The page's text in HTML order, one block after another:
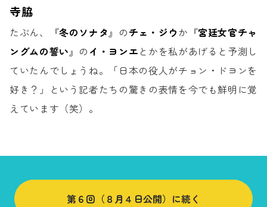
寺脇
たぶん、『冬のソナタ』のチェ・ジウか 『宮廷女官チャ
ングムの誓い』の イ・ヨンエ とかを私があげると予測し
ていたんでしょうね。
「日本の役人がチョン・ドヨンを
好き？」
という記者たちの驚きの表情を今でも鮮明に覚
えています（笑）。
第６回（８月４日公開）に続く